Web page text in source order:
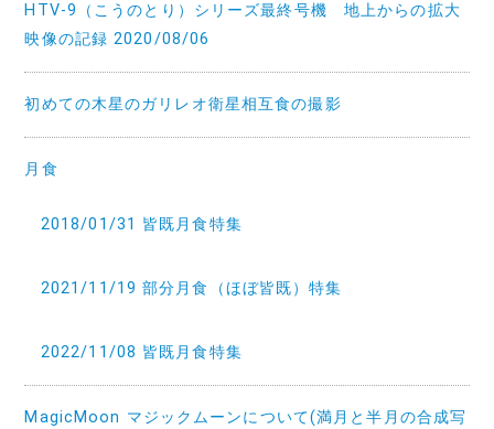
HTV-9（こうのとり）シリーズ最終号機 地上からの拡大
映像の記録 2020/08/06
初めての木星のガリレオ衛星相互食の撮影
月食
2018/01/31 皆既月食特集
2021/11/19 部分月食（ほぼ皆既）特集
2022/11/08 皆既月食特集
MagicMoon マジックムーンについて(満月と半月の合成写